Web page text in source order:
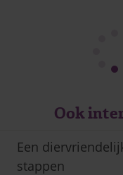
Ook
Een
stappen